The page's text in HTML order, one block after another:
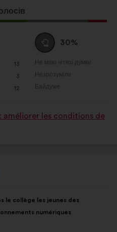
13
3
12
Утримуюся
:
30%
Не маю чіткої думки
:разів
Незрозуміле
:разів
Байдуже
:разів
améliorer les conditions de
le collège les jeunes des
numériques